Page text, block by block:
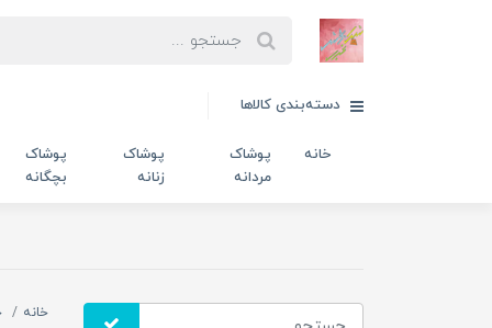
دسته‌بندی کالاها
خانه
پوشاک
مردانه
پوشاک
زنانه
پوشاک
بچگانه
خانه